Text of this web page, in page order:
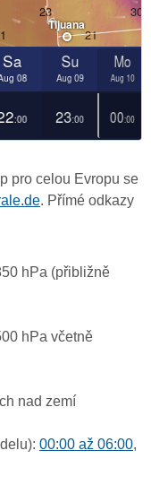
pro celou Evropu se
. Přímé odkazy
hPa (přibližně
hPa včetně
nad zemí
00:00 až 06:00,